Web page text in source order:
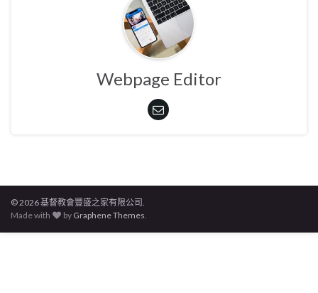
Webpage Editor
© 2026 基督教會豐盛之家有限公司.
Made with
by Graphene Themes.